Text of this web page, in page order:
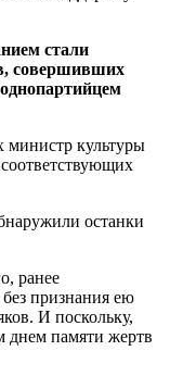
стали
совершивших
министр культуры
останки
ранее
признания ею
И поскольку,
днем памяти жертв